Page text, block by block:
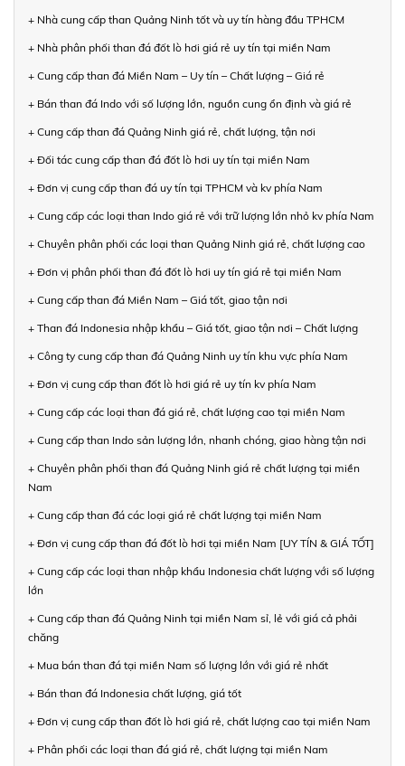
+ Nhà cung cấp than Quảng Ninh tốt và uy tín hàng đầu TPHCM
+ Nhà phân phối than đá đốt lò hơi giá rẻ uy tín tại miền Nam
+ Cung cấp than đá Miền Nam – Uy tín – Chất lượng – Giá rẻ
+ Bán than đá Indo với số lượng lớn, nguồn cung ổn định và giá rẻ
+ Cung cấp than đá Quảng Ninh giá rẻ, chất lượng, tận nơi
+ Đối tác cung cấp than đá đốt lò hơi uy tín tại miền Nam
+ Đơn vị cung cấp than đá uy tín tại TPHCM và kv phía Nam
+ Cung cấp các loại than Indo giá rẻ với trữ lượng lớn nhỏ kv phía Nam
+ Chuyên phân phối các loại than Quảng Ninh giá rẻ, chất lượng cao
+ Đơn vị phân phối than đá đốt lò hơi uy tín giá rẻ tại miền Nam
+ Cung cấp than đá Miền Nam – Giá tốt, giao tận nơi
+ Than đá Indonesia nhập khẩu – Giá tốt, giao tận nơi – Chất lượng
+ Công ty cung cấp than đá Quảng Ninh uy tín khu vực phía Nam
+ Đơn vị cung cấp than đốt lò hơi giá rẻ uy tín kv phía Nam
+ Cung cấp các loại than đá giá rẻ, chất lượng cao tại miền Nam
+ Cung cấp than Indo sản lượng lớn, nhanh chóng, giao hàng tận nơi
+ Chuyên phân phối than đá Quảng Ninh giá rẻ chất lượng tại miền
Nam
+ Cung cấp than đá các loại giá rẻ chất lượng tại miền Nam
+ Đơn vị cung cấp than đá đốt lò hơi tại miền Nam [UY TÍN & GIÁ TỐT]
+ Cung cấp các loại than nhập khẩu Indonesia chất lượng với số lượng
lớn
+ Cung cấp than đá Quảng Ninh tại miền Nam sỉ, lẻ với giá cả phải
chăng
+ Mua bán than đá tại miền Nam số lượng lớn với giá rẻ nhất
+ Bán than đá Indonesia chất lượng, giá tốt
+ Đơn vị cung cấp than đốt lò hơi giá rẻ, chất lượng cao tại miền Nam
+ Phân phối các loại than đá giá rẻ, chất lượng tại miền Nam